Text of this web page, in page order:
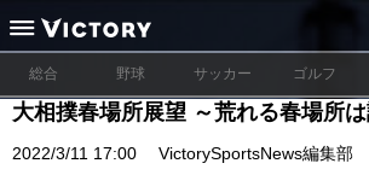
総合 野球 サッカー ゴルフ
大相撲春場所展望 ～荒れる春場所
2022/3/11 17:00 VictorySportsNews編集部